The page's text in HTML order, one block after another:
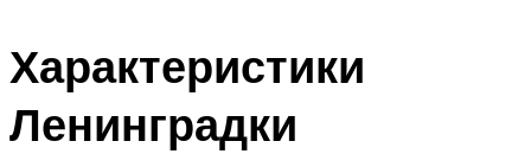
Характеристики
Ленинградки